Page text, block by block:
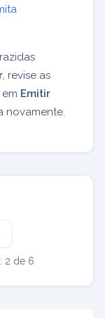
, revise as
Emitir
novamente.
2 de 6